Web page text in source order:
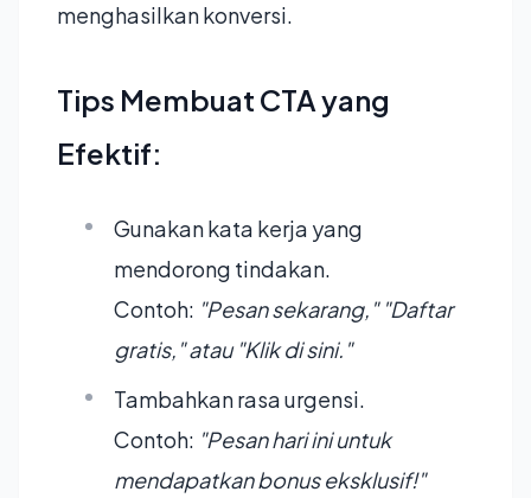
menghasilkan konversi.
Tips Membuat CTA yang
Efektif:
Gunakan kata kerja yang
mendorong tindakan.
Contoh: "Pesan sekarang," "Daftar
gratis," atau "Klik di sini."
Tambahkan rasa urgensi.
Contoh: "Pesan hari ini untuk
mendapatkan bonus eksklusif!"